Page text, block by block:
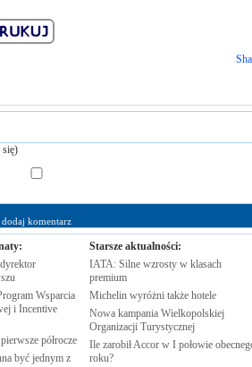
Wsparcia
i Incentive
półrocze
być jednym z
Starsze aktualności:
IATA: Silne wzrosty w klasach
premium
Michelin wyróżni także hotele
Nowa kampania Wielkopolskiej
Organizacji Turystycznej
Ile zarobił Accor w I połowie
roku?